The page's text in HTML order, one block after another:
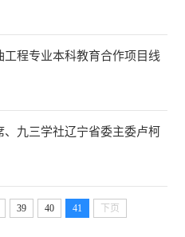
工程专业本科教育合作项目线
、九三学社辽宁省委主委卢柯
39 40 41 下页